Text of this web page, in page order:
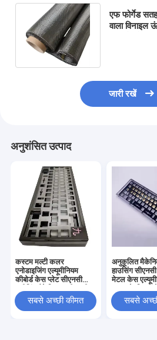
एफ फोर्गेड
वाला विनाइल
जारी रखें
अनुशंसित उत्पाद
कस्टम मल्टी कलर
एनोडाइजिंग एल्यूमीनियम
कीबोर्ड केस प्लेट सीएनसी
कीबोर्डसबसे अच्छी कीमत
अनुकूलित
हाउसिंग
मेटल केस
मैकेनिकल
सबसे